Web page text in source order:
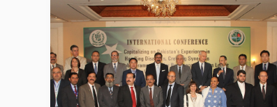
praksis
forebyggelse,
beskyttelse
og